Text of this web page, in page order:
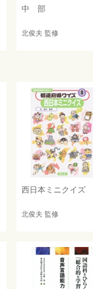
中 部
北俊夫 監修
西日本ミニクイズ
北俊夫 監修